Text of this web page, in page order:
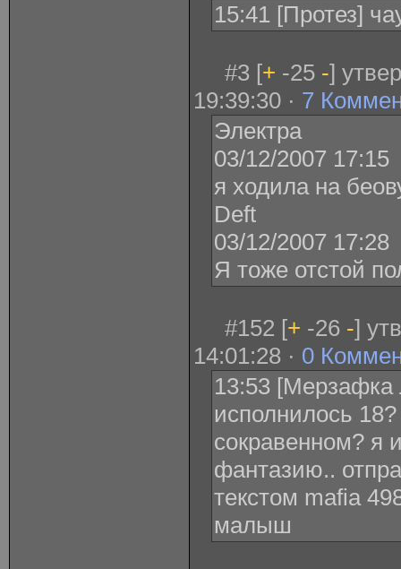
15:41 [Протез]
#3 [+ -25 -]
19:39:30 · 7
Электра
03/12/2007 17:15
я ходила на
Deft
03/12/2007 17:28
Я тоже отстой
#152 [+ -26 -]
14:01:28 · 0
13:53 [Мерзафка
исполнилось
сокравенном?
фантазию..
текстом mafia
малыш